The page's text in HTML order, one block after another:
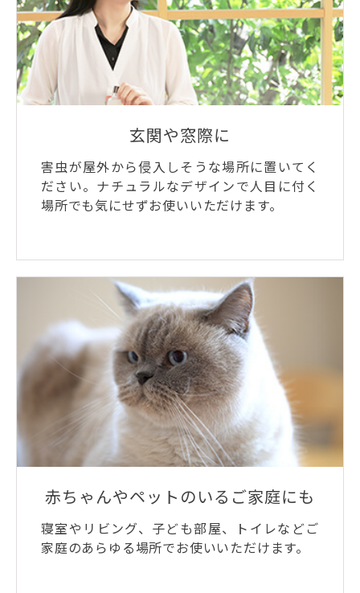
玄関や窓際に
害虫が屋外から侵入しそうな場所に置いてく
ださい。ナチュラルなデザインで人目に付く
場所でも気にせずお使いいただけます。
赤ちゃんやペットのいるご家庭にも
寝室やリビング、子ども部屋、トイレなどご
家庭のあらゆる場所でお使いいただけます。